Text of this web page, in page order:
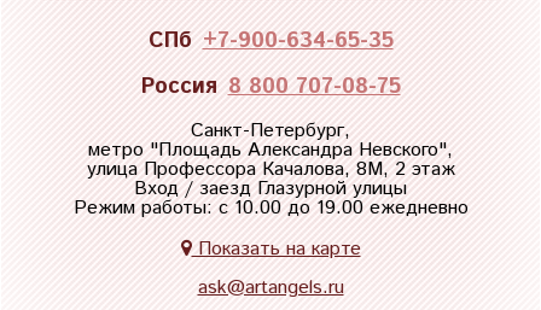
СПб +7-900-634-65-35
Россия 8 800 707-08-75
Санкт-Петербург,
метро "Площадь Александра Невского",
улица Профессора Качалова, 8М, 2 этаж
Вход / заезд Глазурной улицы
Режим работы: с 10.00 до 19.00 ежедневно
Показать на карте
ask@artangels.ru